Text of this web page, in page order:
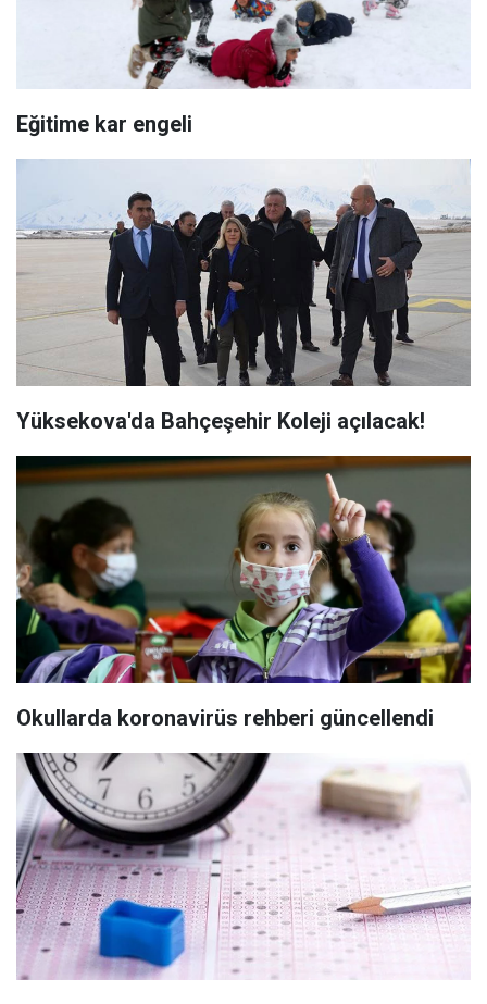
Eğitime kar engeli
Yüksekova'da Bahçeşehir Koleji açılacak!
Okullarda koronavirüs rehberi güncellendi